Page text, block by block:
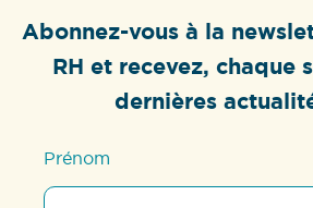
Abonnez-vous à la
RH et recevez, chaque
dernières
Prénom